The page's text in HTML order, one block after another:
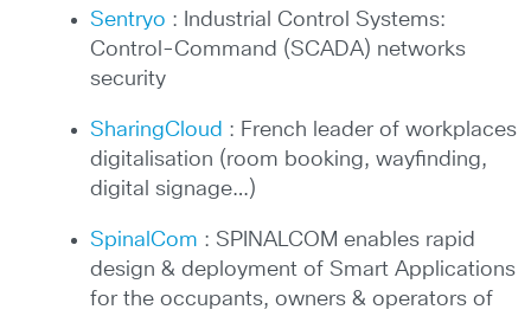
Sentryo : Industrial Control Systems:
Control-Command (SCADA) networks
security
SharingCloud : French leader of workplaces
digitalisation (room booking, wayfinding,
digital signage…)
SpinalCom : SPINALCOM enables rapid
design & deployment of Smart Applications
for the occupants, owners & operators of